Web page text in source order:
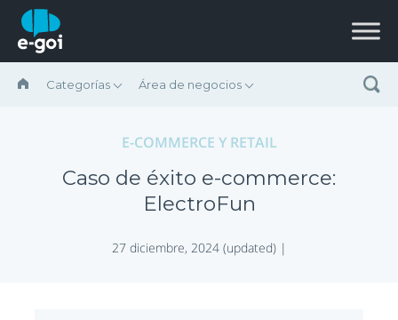
Saltar al contenido
Categorías Área de negocios
E-COMMERCE Y RETAIL
Caso de éxito e-commerce:
ElectroFun
27 diciembre, 2024 (updated) |